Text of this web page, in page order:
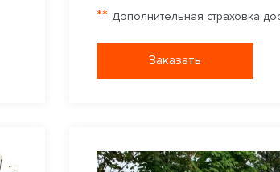
** Дополнительная страховка
Заказать